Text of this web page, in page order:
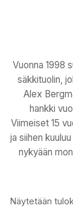
Vuonna 1998
säkkituolin,
Alex
hankki
Viimeiset 15
ja siihen
nykyään
Näytetään